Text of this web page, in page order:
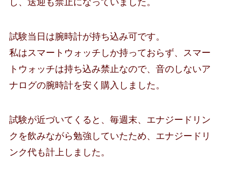
し、送迎も禁止になっていました。
試験当日は腕時計が持ち込み可です。
私はスマートウォッチしか持っておらず、スマー
トウォッチは持ち込み禁止なので、音のしないア
ナログの腕時計を安く購入しました。
試験が近づいてくると、毎週末、エナジードリン
クを飲みながら勉強していたため、エナジードリ
ンク代も計上しました。